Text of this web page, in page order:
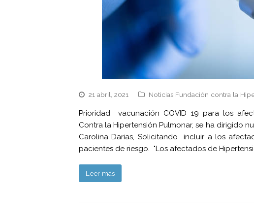
21 abril, 2021 Noticias Fundación contra la
Prioridad vacunación COVID 19 para los
Contra la Hipertensión Pulmonar, se ha dirigido
Carolina Darias, Solicitando incluir a los
pacientes de riesgo. "Los afectados de
Leer más